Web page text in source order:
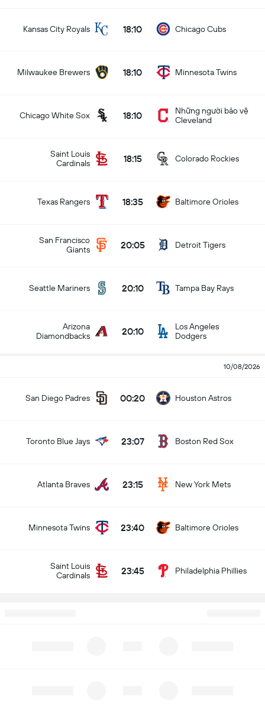
Kansas City Royals 18:10 Chicago Cubs
Milwaukee Brewers 18:10 Minnesota Twins
Chicago White Sox 18:10
Những người bảo vệ
Cleveland
Saint Louis
Cardinals
18:15 Colorado Rockies
Texas Rangers 18:35 Baltimore Orioles
San Francisco
Giants
20:05 Detroit Tigers
Seattle Mariners 20:10 Tampa Bay Rays
Arizona
Diamondbacks
20:10
Los Angeles
Dodgers
10/08/2026
San Diego Padres 00:20 Houston Astros
Toronto Blue Jays 23:07 Boston Red Sox
Atlanta Braves 23:15 New York Mets
Minnesota Twins 23:40 Baltimore Orioles
Saint Louis
Cardinals
23:45 Philadelphia Phillies